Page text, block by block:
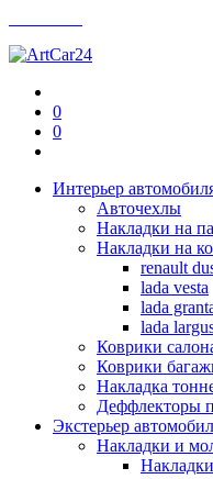
0
0
Интерьер
Авточехлы
Накладки на
Накладки на
renault
lada vesta
lada
lada
Коврики
Коврики
Накладка
Деффлекторы
Экстерьер
Накладки и